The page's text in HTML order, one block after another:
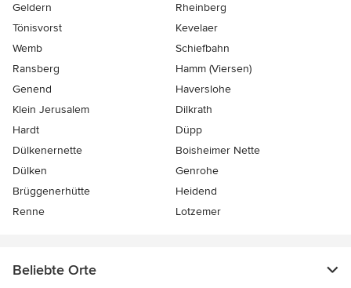
Geldern
Rheinberg
Tönisvorst
Kevelaer
Wemb
Schiefbahn
Ransberg
Hamm (Viersen)
Genend
Haverslohe
Klein Jerusalem
Dilkrath
Hardt
Düpp
Dülkenernette
Boisheimer Nette
Dülken
Genrohe
Brüggenerhütte
Heidend
Renne
Lotzemer
Beliebte Orte